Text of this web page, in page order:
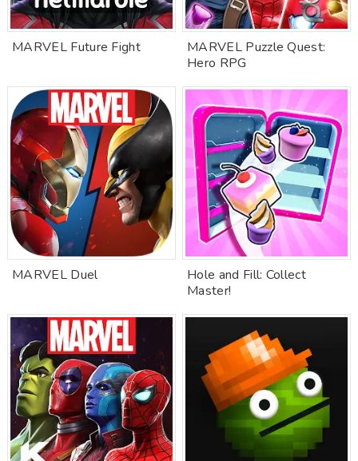
MARVEL Future Fight
MARVEL Puzzle Quest:
Hero RPG
MARVEL Duel
Hole and Fill: Collect
Master!